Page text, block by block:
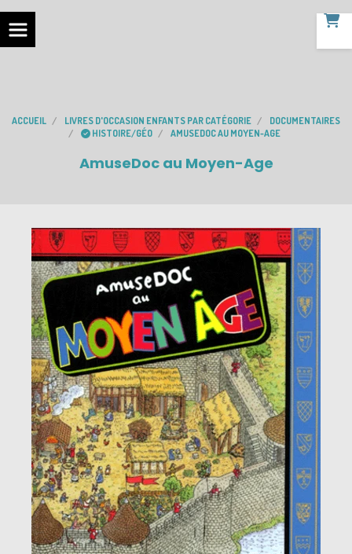
ACCUEIL LIVRES D'OCCASION ENFANTS PAR CATÉGORIE
DOCUMENTAIRES
HISTOIRE/GÉO
AMUSEDOC AU MOYEN-AGE
AmuseDoc au Moyen-Age